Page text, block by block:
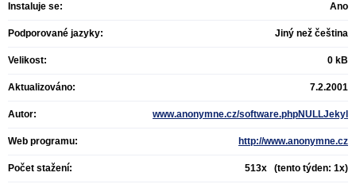
Instaluje se: Ano
Podporované jazyky: Jiný než čeština
Velikost: 0 kB
Aktualizováno: 7.2.2001
Autor: www.anonymne.cz/software.phpNULLJekyl
Web programu: http://www.anonymne.cz
Počet stažení: 513x (tento týden: 1x)